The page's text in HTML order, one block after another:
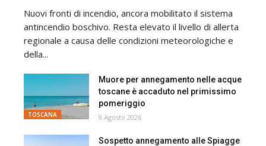
Nuovi fronti di incendio, ancora mobilitato il sistema
antincendio boschivo. Resta elevato il livello di allerta
regionale a causa delle condizioni meteorologiche e
della...
TOSCANA
Muore per annegamento nelle acque
toscane è accaduto nel primissimo
pomeriggio
9 Agosto 2026
Sospetto annegamento alle Spiagge